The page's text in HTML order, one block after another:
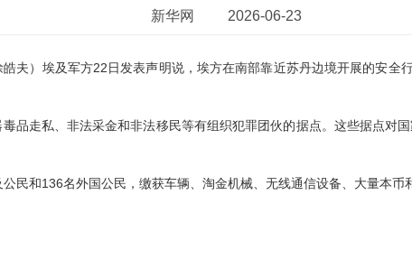
新华网 2026-06-23
）埃及军方22日发表声明说，埃方在南部靠近苏丹边境开展的安全
走私、非法采金和非法移民等有组织犯罪团伙的据点。这些据点对
和136名外国公民，缴获车辆、淘金机械、无线通信设备、大量本币